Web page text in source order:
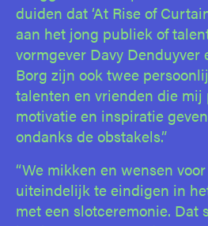
duiden dat ‘At Rise of
aan het jong publiek of
vormgever Davy Denduyver
Borg zijn ook twee
talenten en vrienden die
motivatie en inspiratie
ondanks de obstakels.”
“We mikken en wensen
uiteindelijk te eindigen in
met een slotceremonie. Dat